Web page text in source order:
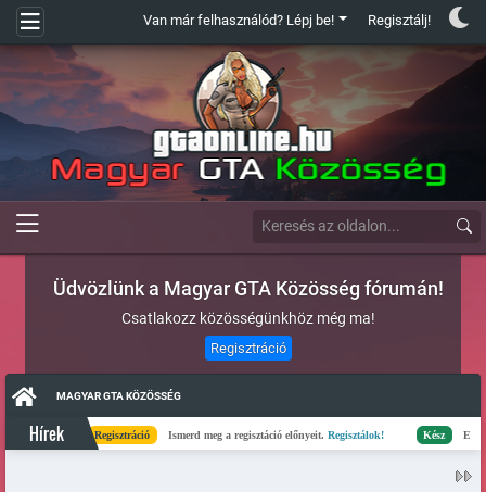
Van már felhasználód? Lépj be! Regisztálj!
Üdvözlünk a Magyar GTA Közösség fórumán!
Csatlakozz közösségünkhöz még ma!
Regisztráció
MAGYAR GTA KÖZÖSSÉG
HírekRegisztráció Ismerd meg a regisztáció előnyeit.Regisztálok! Kész Elkészült a